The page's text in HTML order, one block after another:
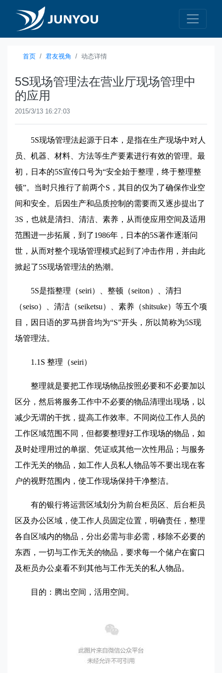
首页 君友视角 动态详情
5S现场管理法在营业厅现场管理中
的应用
2015/3/13 16:27:03
5S现场管理法起源于日本，是指在生产现场中对人
员、机器、材料、方法等生产要素进行有效的管理。最
初，日本的5S宣传口号为“安全始于整理，终于整理整
顿”。当时只推行了前两个S，其目的仅为了确保作业空
间和安全。后因生产和品质控制的需要而又逐步提出了
3S，也就是清扫、清洁、素养，从而使应用空间及适用
范围进一步拓展，到了1986年，日本的5S著作逐渐问
世，从而对整个现场管理模式起到了冲击作用，并由此
掀起了5S现场管理法的热潮。
5S是指整理（seiri）、整顿（seiton）、清扫
（seiso）、清洁（seiketsu）、素养（shitsuke）等五个项
目，因日语的罗马拼音均为“S”开头，所以简称为5S现
场管理法。
1.1S 整理（seiri）
整理就是要把工作现场物品按照必要和不必要加以
区分，然后将服务工作中不必要的物品清理出现场，以
减少无谓的干扰，提高工作效率。不同岗位工作人员的
工作区域范围不同，但都要整理好工作现场的物品，如
及时处理用过的单据、凭证或其他一次性用品；与服务
工作无关的物品，如工作人员私人物品等不要出现在客
户的视野范围内，使工作现场保持干净整洁。
有的银行将运营区域划分为前台柜员区、后台柜员
区及办公区域，使工作人员固定位置，明确责任，整理
各自区域内的物品，分出必需与非必需，移除不必要的
东西，一切与工作无关的物品，要求每一个储户在窗口
及柜员办公桌看不到其他与工作无关的私人物品。
目的：腾出空间，活用空间。